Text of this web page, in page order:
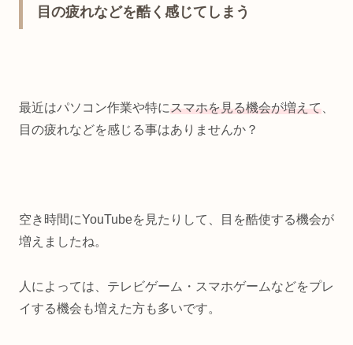
目の疲れなどを酷く感じてしまう
最近はパソコン作業や特にスマホを見る機会が増えて
目の疲れなどを感じる事はありませんか？
空き時間にYouTubeを見たりして、目を酷使する機会が
増えましたね。
人によっては、テレビゲーム・スマホゲームなどをプレ
イする機会も増えた方も多いです。